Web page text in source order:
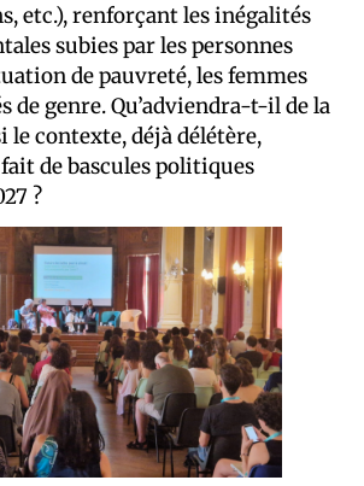
etc.), renforçant les inégalités
subies par les personnes
de pauvreté, les femmes
de genre. Qu’adviendra-t-il de la
le contexte, déjà délétère,
de bascules politiques
?